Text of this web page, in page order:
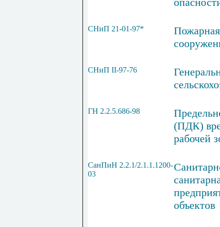
СНиП 21-01-97*
СНиП II-97-76
ГН 2.2.5.686-98
(ПДК)
рабочей
СанПиН 2.2.1/2.1.1.1200-
03
объектов